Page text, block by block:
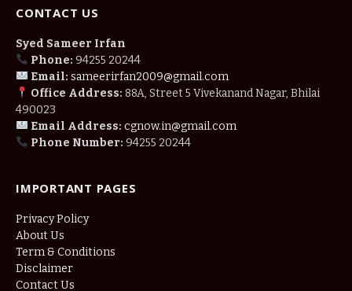
CONTACT US
Syed Sameer Irfan
Phone: 94255 20244
Email: sameerirfan2009@gmail.com
Office Address: 88A, Street 5 Vivekanand Nagar, Bhilai
490023
Email Address: cgnow.in@gmail.com
Phone Number: 94255 20244
IMPORTANT PAGES
Privacy Policy
About Us
Term & Conditions
Disclaimer
Contact Us